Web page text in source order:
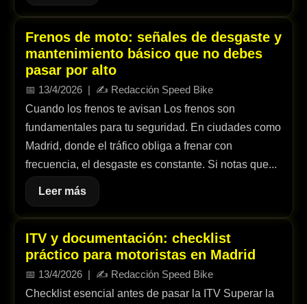
Frenos de moto: señales de desgaste y
mantenimiento básico que no debes
pasar por alto
📅 13/4/2026 | ✍️ Redacción Speed Bike
Cuando los frenos te avisan Los frenos son
fundamentales para tu seguridad. En ciudades como
Madrid, donde el tráfico obliga a frenar con
frecuencia, el desgaste es constante. Si notas que...
Leer más
ITV y documentación: checklist
práctico para motoristas en Madrid
📅 13/4/2026 | ✍️ Redacción Speed Bike
Checklist esencial antes de pasar la ITV Superar la